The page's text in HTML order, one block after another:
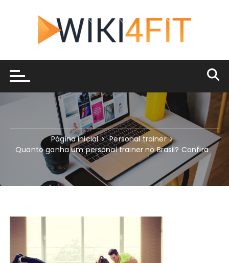
conteúdo
Página inicial
Personal trainer
Quanto ganha um personal trainer no Brasil? Confira